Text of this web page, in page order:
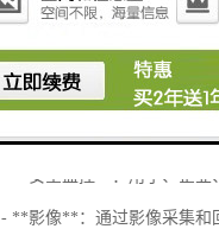
- 支持多种接口（如HDMI、
6. **安全性**：
- 提供数据加密、用户权限
### 应用场景：
- **安全监控**：用于、企业
- **影像**：通过影像采集和